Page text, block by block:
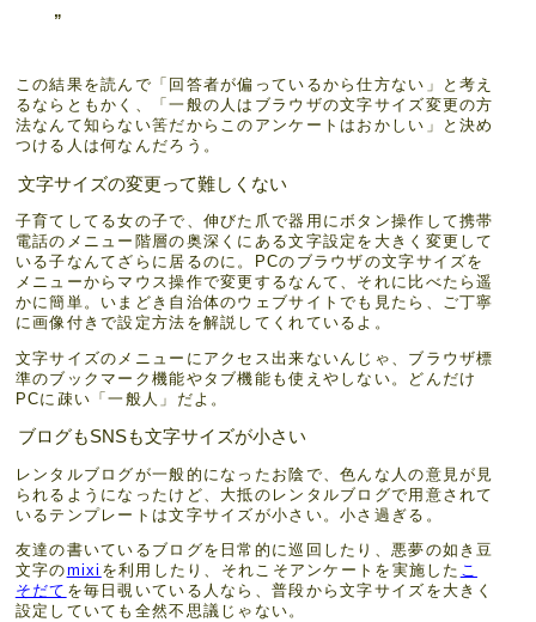
この結果を読んで「回答者が偏っているから仕方ない」と考え
るならともかく、「一般の人はブラウザの文字サイズ変更の方
法なんて知らない筈だからこのアンケートはおかしい」と決め
つける人は何なんだろう。
文字サイズの変更って難しくない
子育てしてる女の子で、伸びた爪で器用にボタン操作して携帯
電話のメニュー階層の奥深くにある文字設定を大きく変更して
いる子なんてざらに居るのに。PCのブラウザの文字サイズを
メニューからマウス操作で変更するなんて、それに比べたら遥
かに簡単。いまどき自治体のウェブサイトでも見たら、ご丁寧
に画像付きで設定方法を解説してくれているよ。
文字サイズのメニューにアクセス出来ないんじゃ、ブラウザ標
準のブックマーク機能やタブ機能も使えやしない。どんだけ
PCに疎い「一般人」だよ。
ブログもSNSも文字サイズが小さい
レンタルブログが一般的になったお陰で、色んな人の意見が見
られるようになったけど、大抵のレンタルブログで用意されて
いるテンプレートは文字サイズが小さい。小さ過ぎる。
友達の書いているブログを日常的に巡回したり、悪夢の如き豆
文字のmixi を利用したり、それこそアンケートを実施した こ
そだて を毎日覗いている人なら、普段から文字サイズを大きく
設定していても全然不思議じゃない。